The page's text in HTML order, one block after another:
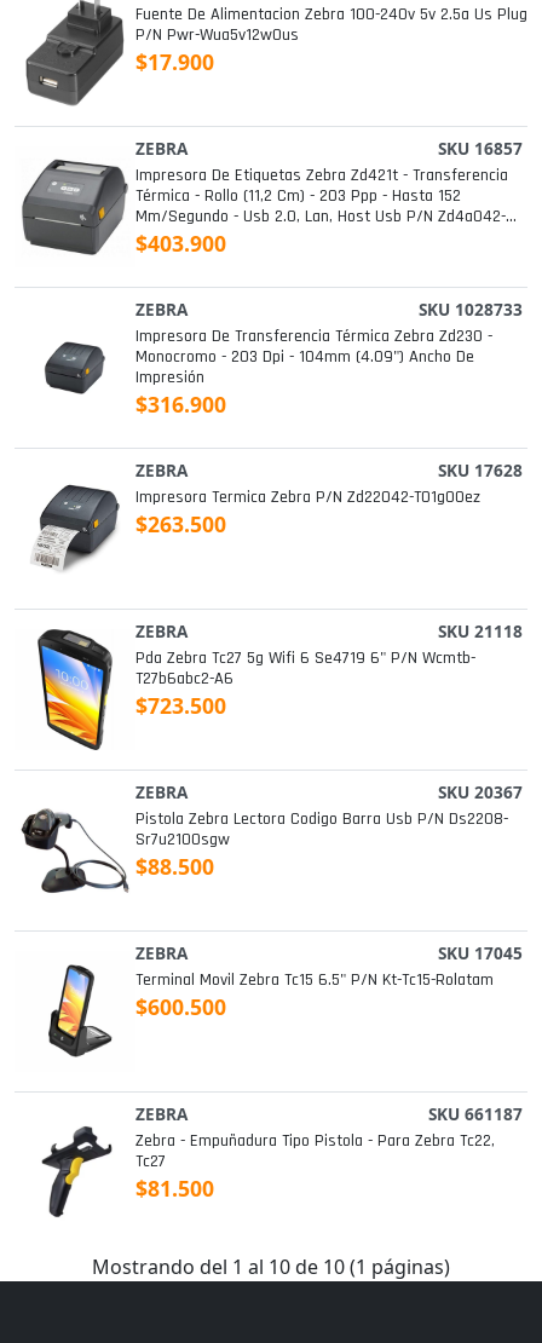
Fuente De Alimentacion Zebra 100-240v 5v 2.5a Us Plug
P/n Pwr-Wua5v12w0us
$17.900
ZEBRA SKU 16857
Impresora De Etiquetas Zebra Zd421t - Transferencia
Térmica - Rollo (11,2 Cm) - 203 Ppp - Hasta 152
Mm/segundo - Usb 2.0, Lan, Host Usb P/n Zd4a042-
301e00ez
$403.900
ZEBRA SKU 1028733
Impresora De Transferencia Térmica Zebra Zd230 -
Monocromo - 203 Dpi - 104mm (4.09") Ancho De
Impresión
$316.900
ZEBRA SKU 17628
Impresora Termica Zebra P/n Zd22042-T01g00ez
$263.500
ZEBRA SKU 21118
Pda Zebra Tc27 5g Wifi 6 Se4719 6" P/n Wcmtb-
T27b6abc2-A6
$723.500
ZEBRA SKU 20367
Pistola Zebra Lectora Codigo Barra Usb P/n Ds2208-
Sr7u2100sgw
$88.500
ZEBRA SKU 17045
Terminal Movil Zebra Tc15 6.5" P/n Kt-Tc15-Rolatam
$600.500
ZEBRA SKU 661187
Zebra - Empuñadura Tipo Pistola - Para Zebra Tc22,
Tc27
$81.500
Mostrando del 1 al 10 de 10 (1 páginas)